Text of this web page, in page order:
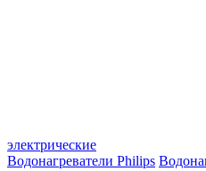
электрические
Водонагреватели Philips